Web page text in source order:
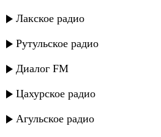
Лакское радио
Рутульское радио
Диалог FM
Цахурское радио
Агульское радио
Звезды Сергокалы - Track 06
Звезды Сергокалы - Track 04